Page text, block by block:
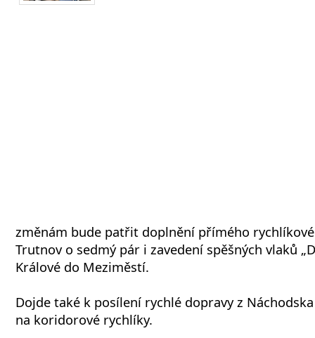
změnám bude patřit doplnění přímého
Trutnov o sedmý pár i zavedení spěšných vlaků
Králové do Meziměstí.
Dojde také k posílení rychlé dopravy z
na koridorové rychlíky.